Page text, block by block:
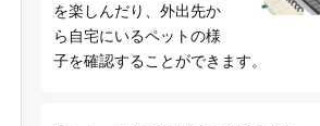
を楽しんだり、外出先か
ら自宅にいるペットの様
子を確認することができます。